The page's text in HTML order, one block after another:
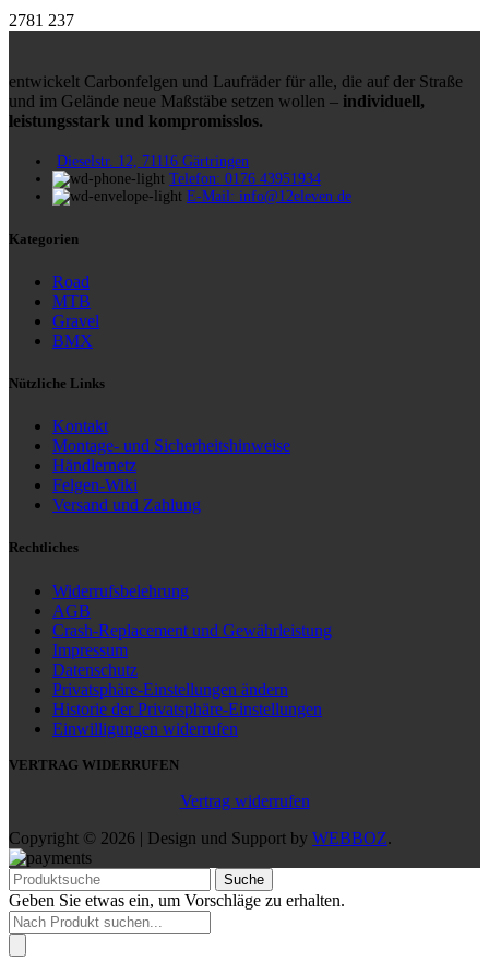
2781 237
entwickelt Carbonfelgen und Laufräder für alle, die auf der Straße
und im Gelände neue Maßstäbe setzen wollen – individuell,
leistungsstark und kompromisslos.
Dieselstr. 12, 71116 Gärtringen
Telefon: 0176 43951934
E-Mail: info@12eleven.de
Kategorien
Road
MTB
Gravel
BMX
Nützliche Links
Kontakt
Montage- und Sicherheitshinweise
Händlernetz
Felgen-Wiki
Versand und Zahlung
Rechtliches
Widerrufsbelehrung
AGB
Crash-Replacement und Gewährleistung
Impressum
Datenschutz
Privatsphäre-Einstellungen ändern
Historie der Privatsphäre-Einstellungen
Einwilligungen widerrufen
VERTRAG WIDERRUFEN
Vertrag widerrufen
Copyright © 2026 | Design und Support by WEBBOZ.
Suche
Geben Sie etwas ein, um Vorschläge zu erhalten.
Products
search